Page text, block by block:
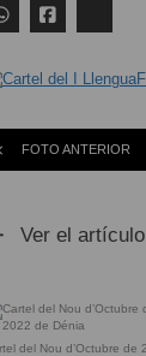
FOTO ANTERIOR
Ver el
del Nou d’Octubre de